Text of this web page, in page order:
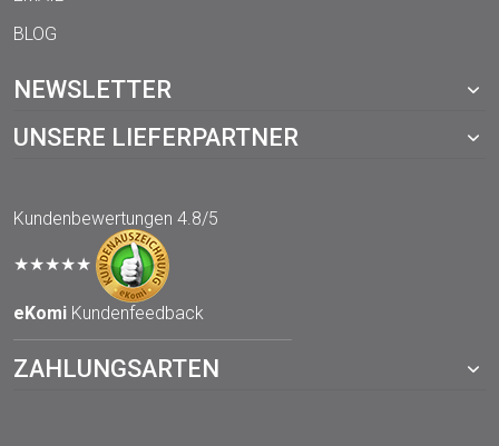
BLOG
NEWSLETTER
UNSERE LIEFERPARTNER
Kundenbewertungen 4.8/5
★★★★★
eKomi Kundenfeedback
ZAHLUNGSARTEN